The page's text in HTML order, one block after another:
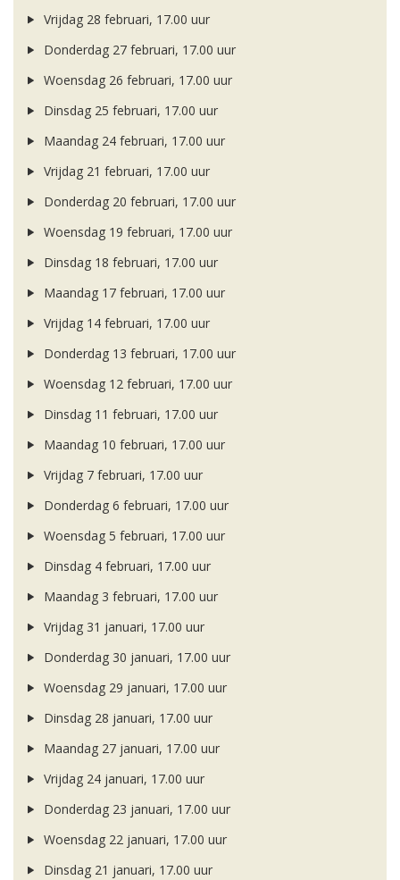
Vrijdag 28 februari, 17.00 uur
Donderdag 27 februari, 17.00 uur
Woensdag 26 februari, 17.00 uur
Dinsdag 25 februari, 17.00 uur
Maandag 24 februari, 17.00 uur
Vrijdag 21 februari, 17.00 uur
Donderdag 20 februari, 17.00 uur
Woensdag 19 februari, 17.00 uur
Dinsdag 18 februari, 17.00 uur
Maandag 17 februari, 17.00 uur
Vrijdag 14 februari, 17.00 uur
Donderdag 13 februari, 17.00 uur
Woensdag 12 februari, 17.00 uur
Dinsdag 11 februari, 17.00 uur
Maandag 10 februari, 17.00 uur
Vrijdag 7 februari, 17.00 uur
Donderdag 6 februari, 17.00 uur
Woensdag 5 februari, 17.00 uur
Dinsdag 4 februari, 17.00 uur
Maandag 3 februari, 17.00 uur
Vrijdag 31 januari, 17.00 uur
Donderdag 30 januari, 17.00 uur
Woensdag 29 januari, 17.00 uur
Dinsdag 28 januari, 17.00 uur
Maandag 27 januari, 17.00 uur
Vrijdag 24 januari, 17.00 uur
Donderdag 23 januari, 17.00 uur
Woensdag 22 januari, 17.00 uur
Dinsdag 21 januari, 17.00 uur